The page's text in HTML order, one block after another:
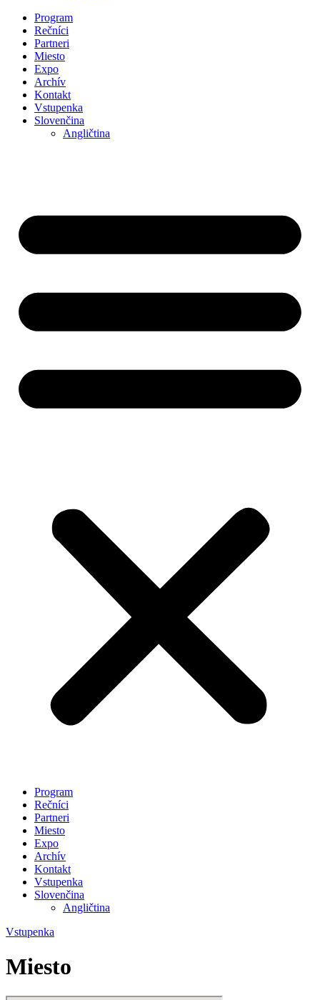
Program
Rečníci
Partneri
Miesto
Expo
Archív
Kontakt
Vstupenka
Slovenčina
Angličtina
Program
Rečníci
Partneri
Miesto
Expo
Archív
Kontakt
Vstupenka
Slovenčina
Angličtina
Vstupenka
Miesto